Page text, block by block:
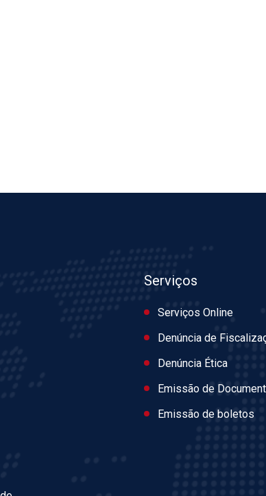
Serviços
Serviços Online
Denúncia de
Denúncia Ética
Emissão de
Emissão de boletos